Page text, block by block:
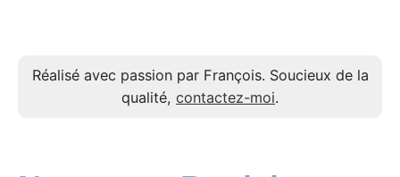
Réalisé avec passion par François. Soucieux de la
qualité, contactez-moi.